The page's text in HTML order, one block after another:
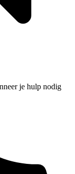
je hulp nodig